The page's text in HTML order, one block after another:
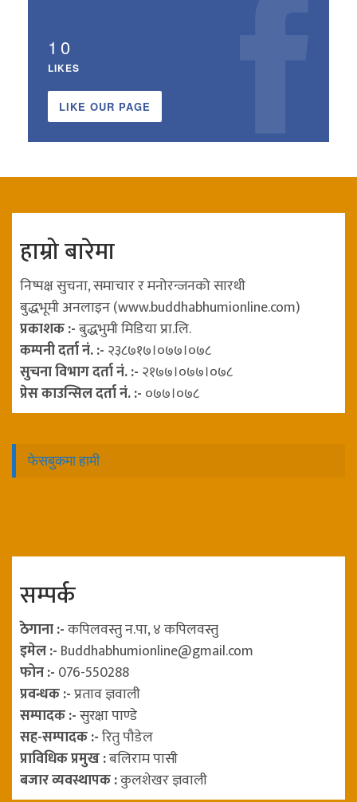
10
LIKES
LIKE OUR PAGE
हाम्रो बारेमा
निष्पक्ष सुचना, समाचार र मनोरन्जनको सारथी
बुद्धभूमी अनलाइन (www.buddhabhumionline.com)
प्रकाशक :-बुद्धभुमी मिडिया प्रा.लि.
कम्पनी दर्ता नं. :- २३८७१७।०७७।०७८
सुचना विभाग दर्ता नं. :- २१७७।०७७।०७८
प्रेस काउन्सिल दर्ता नं. :- ०७७।०७८
फेसबुकमा हामी
सम्पर्क
ठेगाना :-कपिलवस्तु न.पा, ४ कपिलवस्तु
इमेल :- Buddhabhumionline@gmail.com
फोन :- 076-550288
प्रवन्धक :-प्रताव ज्ञवाली
सम्पादक :-सुरक्षा पाण्डे
सह-सम्पादक :-रितु पौडेल
प्राविधिक प्रमुख :बलिराम पासी
बजार व्यवस्थापक :कुलशेखर ज्ञवाली